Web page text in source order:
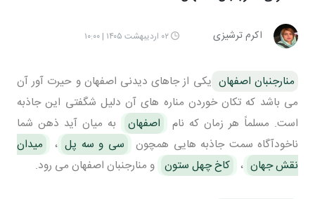
اکرم ترشیزی ۰۲ اردیبهشت ۱۴۰۵ | ۱۰:۰۰
منارجنبان اصفهان یکی از جاهای دیدنی اصفهان و حیرت آور آن
می باشد که تکان خوردن مناره های آن دلیل شگفتی این جاذبه
است. مسلماً هر زمان که نام
اصفهان
به میان آید ذهن شما
ناخودآگاه سمت جاذبه هایی همچون
سی و سه پل ،
میدان
نقش جهان ، کاخ چهل ستون و منارجنبان اصفهان می رود.